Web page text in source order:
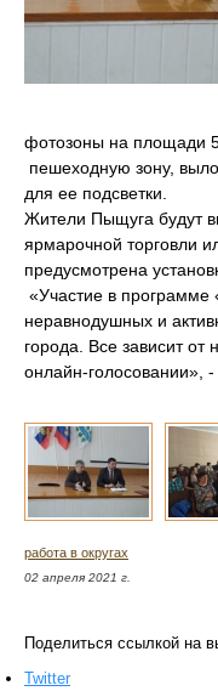
фотозоны на площади
пешеходную зону,
для ее подсветки.
Жители Пыщуга будут
ярмарочной торговли
предусмотрена
«Участие в программе
неравнодушных и
города. Все зависит
онлайн-голосовании»,
работа в округах
02 апреля 2021 г.
Поделиться ссылкой на
Twitter